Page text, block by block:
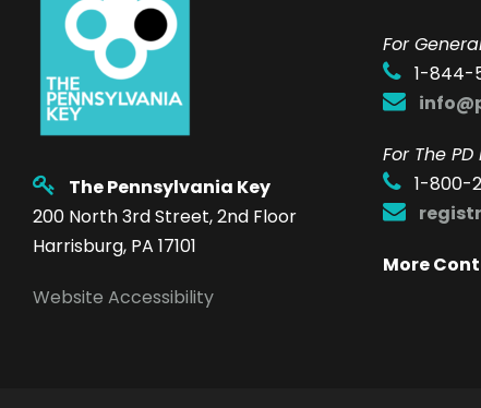
The Pennsylvania Key
200 North 3rd Street, 2nd Floor
Harrisburg, PA 17101
Website Accessibility
For
1-844-
For The
1-800-
More